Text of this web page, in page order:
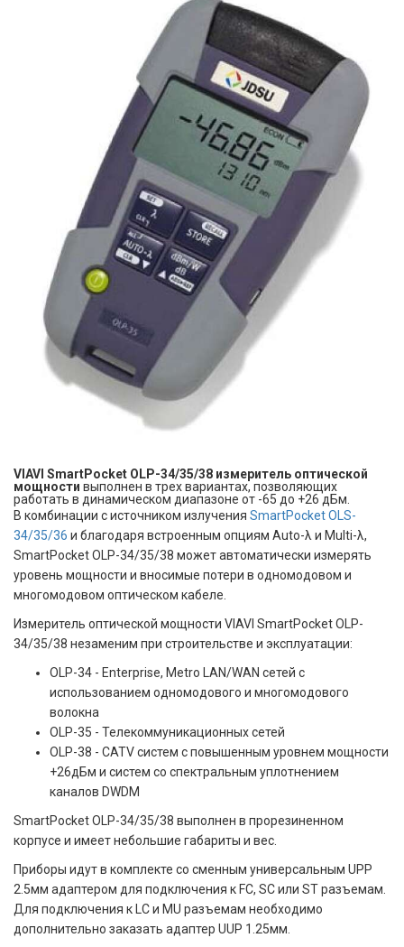
VIAVI SmartPocket OLP-34/35/38 измеритель оптической
мощности выполнен в трех вариантах, позволяющих
работать в динамическом диапазоне от -65 до +26 дБм.
В комбинации с источником излучения SmartPocket OLS-
34/35/36 и благодаря встроенным опциям Auto-λ и Multi-λ,
SmartPocket OLP-34/35/38 может автоматически измерять
уровень мощности и вносимые потери в одномодовом и
многомодовом оптическом кабеле.
Измеритель оптической мощности VIAVI SmartPocket OLP-
34/35/38 незаменим при строительстве и эксплуатации:
OLP-34 - Enterprise, Metro LAN/WAN сетей с
использованием одномодового и многомодового
волокна
OLP-35 - Телекоммуникационных сетей
OLP-38 - CATV систем с повышенным уровнем мощности
+26дБм и систем со спектральным уплотнением
каналов DWDM
SmartPocket OLP-34/35/38 выполнен в прорезиненном
корпусе и имеет небольшие габариты и вес.
Приборы идут в комплекте со сменным универсальным UPP
2.5мм адаптером для подключения к FC, SC или ST разъемам.
Для подключения к LC и MU разъемам необходимо
дополнительно заказать адаптер UUP 1.25мм.